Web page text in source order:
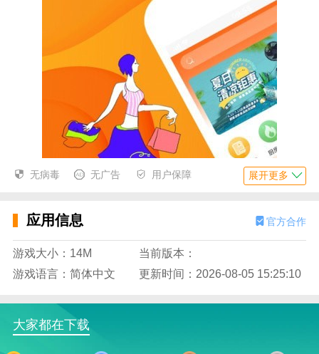
核桃折扣软件不仅仅是一个折扣商城，更是一种集购物
与消费体验于一体的新型购物方式。核桃折扣商城打破
是购买价值，让你更值得购买，用互联网让你的生活更
幸福。
无病毒 无广告 用户保障 展开更多
应用信息 官方合作
游戏大小：14M
当前版本：
游戏语言：简体中文
更新时间：2026-08-05 15:25:10
大家都在下载